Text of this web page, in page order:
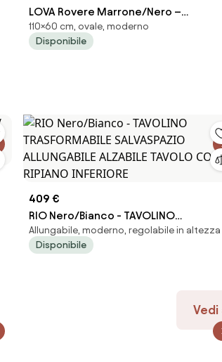
LOVA Rovere Marrone/Nero –
TAVOLINO OVALE 110x60 cm TAVOLINO
DA CAFFÈ MODERNO
110×60 cm, ovale, moderno
Disponibile
409 €
RIO Nero/Bianco - TAVOLINO
TRASFORMABILE SALVASPAZIO
ALLUNGABILE ALZABILE TAVOLO CON
Allungabile, moderno, regolabile in altezza
Disponibile